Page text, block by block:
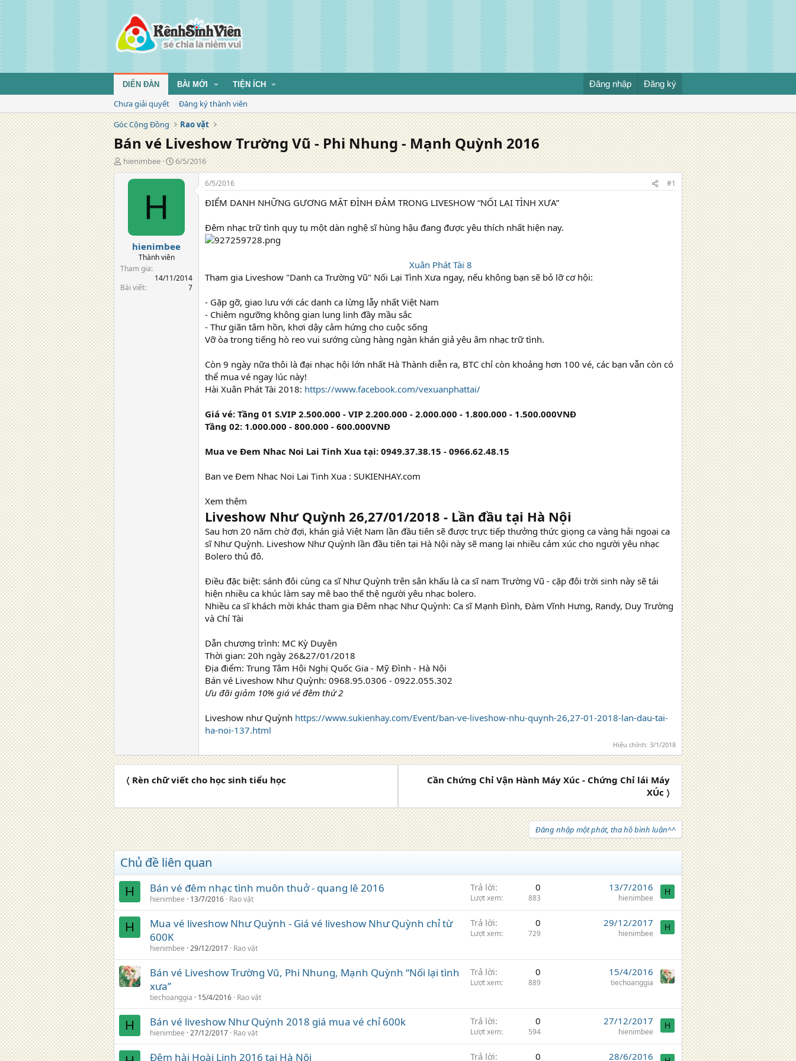
DIỄN ĐÀN BÀI MỚI TIỆN ÍCH Đăng nhập Đăng ký
Chưa giải quyết
Đăng ký thành viên
Góc Cộng Đồng
Rao vặt
Bán vé Liveshow Trường Vũ - Phi Nhung - Mạnh Quỳnh 2016
T
á
hienimbee
N
g
à
g
6/5/2016
H
hienimbee
Thành viên
Tham gia
14/11/2014
Bài viết
7
6/5/2016 #1
ĐIỂM DANH NHỮNG GƯƠNG MẶT ĐÌNH ĐÁM TRONG LIVESHOW “NỐI LẠI TÌNH XƯA”
Đêm nhạc trữ tình quy tụ một dàn nghệ sĩ hùng hậu đang được yêu thích nhất hiện nay.
Xuân Phát Tài 8
Tham gia Liveshow "Danh ca Trường Vũ" Nối Lại Tình Xưa ngay, nếu không bạn sẽ bỏ lỡ cơ hội:
- Gặp gỡ, giao lưu với các danh ca lừng lẫy nhất Việt Nam
- Chiêm ngưỡng không gian lung linh đầy mầu sắc
- Thư giãn tâm hồn, khơi dậy cảm hứng cho cuộc sống
Vỡ òa trong tiếng hò reo vui sướng cùng hàng ngàn khán giả yêu âm nhạc trữ tình.
Còn 9 ngày nữa thôi là đại nhạc hội lớn nhất Hà Thành diễn ra, BTC chỉ còn khoảng hơn 100 vé, các bạn vẫn còn có
thể mua vé ngay lúc này!
Hài Xuân Phát Tài 2018: https://www.facebook.com/vexuanphattai/
Giá vé: Tầng 01 S.VIP 2.500.000 - VIP 2.200.000 - 2.000.000 - 1.800.000 - 1.500.000VNĐ
Tầng 02: 1.000.000 - 800.000 - 600.000VNĐ
Mua ve Đem Nhac Noi Lai Tinh Xua tại: 0949.37.38.15 - 0966.62.48.15
Ban ve Đem Nhac Noi Lai Tinh Xua : SUKIENHAY.com
Xem thêm
Liveshow Như Quỳnh 26,27/01/2018 - Lần đầu tại Hà Nội
Sau hơn 20 năm chờ đợi, khán giả Việt Nam lần đầu tiên sẽ được trực tiếp thưởng thức giọng ca vàng hải ngoại ca
sĩ Như Quỳnh. Liveshow Như Quỳnh lần đầu tiên tại Hà Nội này sẽ mang lại nhiều cảm xúc cho người yêu nhạc
Bolero thủ đô.
Điều đặc biệt: sánh đôi cùng ca sĩ Như Quỳnh trên sân khấu là ca sĩ nam Trường Vũ - cặp đôi trời sinh này sẽ tái
hiện nhiều ca khúc làm say mê bao thế thệ người yêu nhạc bolero.
Nhiều ca sĩ khách mời khác tham gia Đêm nhạc Như Quỳnh: Ca sĩ Mạnh Đình, Đàm Vĩnh Hưng, Randy, Duy Trường
và Chí Tài
Dẫn chương trình: MC Kỳ Duyên
Thời gian: 20h ngày 26&27/01/2018
Địa điểm: Trung Tâm Hội Nghị Quốc Gia - Mỹ Đình - Hà Nội
Bán vé Liveshow Như Quỳnh: 0968.95.0306 - 0922.055.302
Ưu đãi giảm 10% giá vé đêm thứ 2
Liveshow như Quỳnh https://www.sukienhay.com/Event/ban-ve-liveshow-nhu-quynh-26,27-01-2018-lan-dau-tai-
ha-noi-137.html
Hiệu chỉnh: 3/1/2018
〈 Rèn chữ viết cho học sinh tiểu học
Cần Chứng Chỉ Vận Hành Máy Xúc - Chứng Chỉ lái Máy
XÚc 〉
Đăng nhập một phát, tha hồ bình luận^^
Chủ đề liên quan
H Bán vé đêm nhạc tình muôn thuở - quang lê 2016
hienimbee 13/7/2016 Rao vặt
Trả lời 0
Lượt xem 883
13/7/2016
hienimbee
H
H
Mua vé liveshow Như Quỳnh - Giá vé liveshow Như Quỳnh chỉ từ
600K
hienimbee 29/12/2017 Rao vặt
Trả lời 0
Lượt xem 729
29/12/2017
hienimbee
H
Bán vé Liveshow Trường Vũ, Phi Nhung, Mạnh Quỳnh “Nối lại tình
xưa”
tiechoanggia 15/4/2016 Rao vặt
Trả lời 0
Lượt xem 889
15/4/2016
tiechoanggia
H Bán vé liveshow Như Quỳnh 2018 giá mua vé chỉ 600k
hienimbee 27/12/2017 Rao vặt
Trả lời 0
Lượt xem 594
27/12/2017
hienimbee
H
Đêm hài Hoài Linh 2016 tại Hà Nội Trả lời 0 28/6/2016